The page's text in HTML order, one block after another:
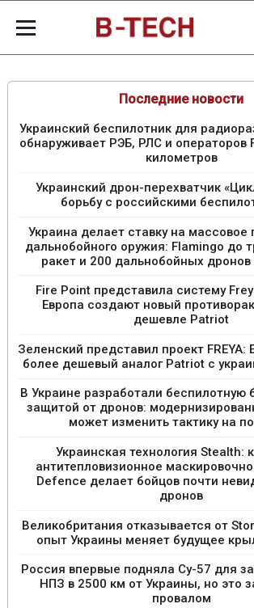
Последние новости
Украинский беспилотник для
обнаруживает РЭБ, РЛС и операторов
километров
Украинский дрон-перехватчик
борьбу с российскими
Украина делает ставку на массовое
дальнобойного оружия: Flamingo до
ракет и 200 дальнобойных
Fire Point представила систему
Европа создают новый
дешевле Patriot
Зеленский представил проект FREYA:
более дешевый аналог Patriot с
В Украине разработали беспилотную
защитой от дронов:
может изменить тактику на
Украинская технология Stealth:
антитепловизионное
Defence делает бойцов почти
дронов
Великобритания отказывается от
опыт Украины меняет будущее
Россия впервые подняла Су-57 для
НПЗ в 2500 км от Украины, но это
провалом